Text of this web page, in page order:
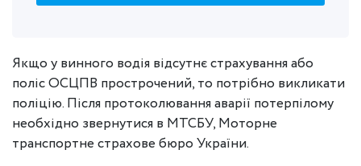
Якщо у винного водія відсутнє страхування або
поліс ОСЦПВ прострочений, то потрібно викликати
поліцію. Після протоколювання аварії потерпілому
необхідно звернутися в МТСБУ, Моторне
транспортне страхове бюро України.